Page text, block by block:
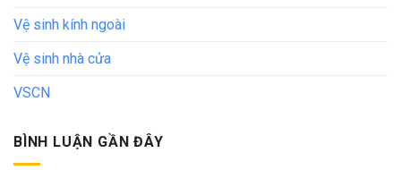
Vệ sinh kính ngoài
Vệ sinh nhà cửa
VSCN
BÌNH LUẬN GẦN ĐÂY